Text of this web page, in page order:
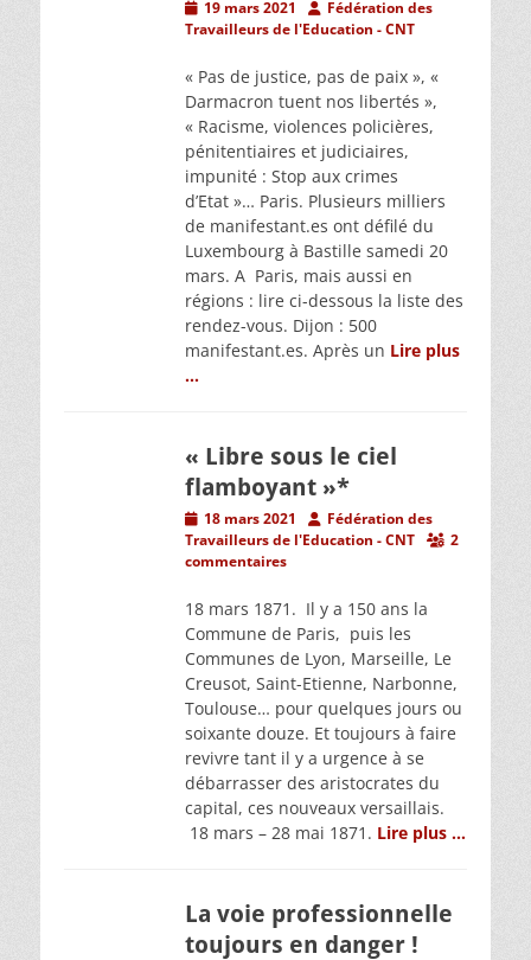
Posted
on
19 mars 2021 AuthorFédération des
Travailleurs de l'Education - CNT
« Pas de justice, pas de paix », «
Darmacron tuent nos libertés »,
« Racisme, violences policières,
pénitentiaires et judiciaires,
impunité : Stop aux crimes
d’Etat »… Paris. Plusieurs milliers
de manifestant.es ont défilé du
Luxembourg à Bastille samedi 20
mars. A Paris, mais aussi en
régions : lire ci-dessous la liste des
rendez-vous. Dijon : 500
manifestant.es. Après un Lire plus
…
« Libre sous le ciel
flamboyant »*
Posted
on
18 mars 2021 AuthorFédération des
Travailleurs de l'Education - CNT
2
commentaires
18 mars 1871. Il y a 150 ans la
Commune de Paris, puis les
Communes de Lyon, Marseille, Le
Creusot, Saint-Etienne, Narbonne,
Toulouse… pour quelques jours ou
soixante douze. Et toujours à faire
revivre tant il y a urgence à se
débarrasser des aristocrates du
capital, ces nouveaux versaillais.
18 mars – 28 mai 1871. Lire plus …
La voie professionnelle
toujours en danger !